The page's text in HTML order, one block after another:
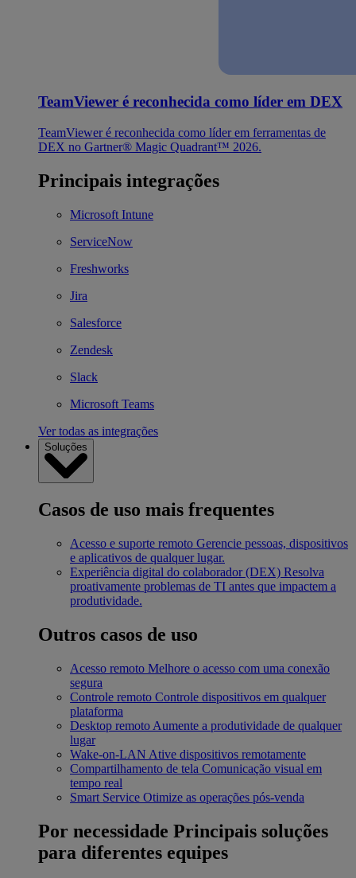
TeamViewer é reconhecida como líder em DEX
TeamViewer é reconhecida como líder em ferramentas de
DEX no Gartner® Magic Quadrant™ 2026.
Principais integrações
Microsoft Intune
ServiceNow
Freshworks
Jira
Salesforce
Zendesk
Slack
Microsoft Teams
Ver todas as integrações
Soluções
Casos de uso mais frequentes
Acesso e suporte remoto Gerencie pessoas, dispositivos
e aplicativos de qualquer lugar.
Experiência digital do colaborador (DEX) Resolva
proativamente problemas de TI antes que impactem a
produtividade.
Outros casos de uso
Acesso remoto Melhore o acesso com uma conexão
segura
Controle remoto Controle dispositivos em qualquer
plataforma
Desktop remoto Aumente a produtividade de qualquer
lugar
Wake-on-LAN Ative dispositivos remotamente
Compartilhamento de tela Comunicação visual em
tempo real
Smart Service Otimize as operações pós-venda
Por necessidade Principais soluções
para diferentes equipes